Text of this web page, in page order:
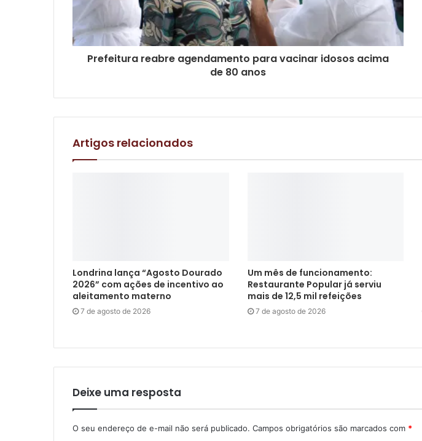
Prefeitura reabre agendamento para vacinar idosos acima
de 80 anos
Artigos relacionados
Londrina lança “Agosto Dourado
2026” com ações de incentivo ao
aleitamento materno
7 de agosto de 2026
Um mês de funcionamento:
Restaurante Popular já serviu
mais de 12,5 mil refeições
7 de agosto de 2026
Deixe uma resposta
O seu endereço de e-mail não será publicado. Campos obrigatórios são marcados com *